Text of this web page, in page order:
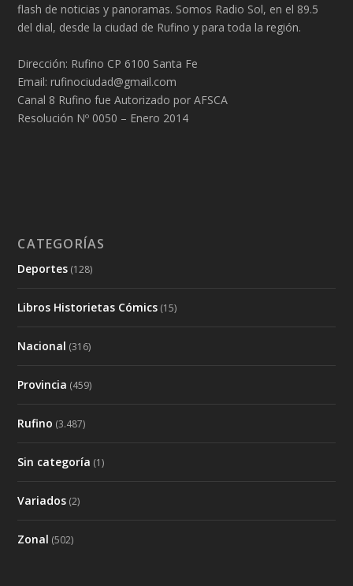
flash de noticias y panoramas. Somos Radio Sol, en el 89.5
del dial, desde la ciudad de Rufino y para toda la región.
Dirección: Rufino CP 6100 Santa Fe
Email: rufinociudad@gmail.com
Canal 8 Rufino fue Autorizado por AFSCA
Resolución Nº 0050 – Enero 2014
CATEGORÍAS
Deportes (128)
Libros Historietas Cómics (15)
Nacional (316)
Provincia (459)
Rufino (3.487)
Sin categoría (1)
Variados (2)
Zonal (502)